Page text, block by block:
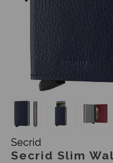
Secrid
Secrid Slim